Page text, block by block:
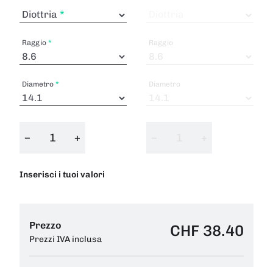
Diottria
Raggio
Diametro
− +
Inserisci i tuoi valori
Raggio
Diametro
Prezzo
Prezzi IVA inclusa CHF 38.40